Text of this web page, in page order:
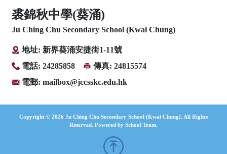
裘錦秋中學(葵涌)
Ju Ching Chu Secondary School (Kwai Chung)
地址: 新界葵涌安捷街1-11號
電話: 24285858
傳真: 24815574
電郵: mailbox@jccsskc.edu.hk
Copyright © 2026 Ju Ching Chu Secondary School (Kwai Chung). All Rights
Reserved. Powered by School Team.